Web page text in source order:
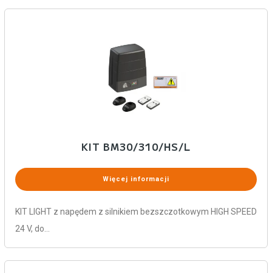
KIT BM30/310/HS/L
Więcej informacji
KIT LIGHT z napędem z silnikiem bezszczotkowym HIGH SPEED
24 V, do…